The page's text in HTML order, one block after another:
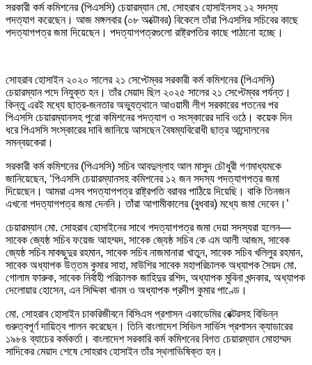
সরকারী কর্ম কমিশনের (পিএসসি) চেয়ারম্যান মো. সোহরাব হোসাইনসহ ১২ সদস্য
পদত্যাগ করেছেন। আজ মঙ্গলবার (০৮ অক্টোবর) বিকেলে তাঁরা পিএসসির সচিবের কাছে
পদত্যাগপত্র জমা দিয়েছেন। পদত্যাগপত্রগুলো রাষ্ট্রপতির কাছে পাঠানো হচ্ছে।
সোহরাব হোসাইন ২০২০ সালের ২১ সেপ্টেম্বর সরকারী কর্ম কমিশনের (পিএসসি)
চেয়ারম্যান পদে নিযুক্ত হন। তাঁর মেয়াদ ছিল ২০২৫ সালের ২১ সেপ্টেম্বর পর্যন্ত।
কিন্তু এরই মধ্যে ছাত্র-জনতার অভ্যুত্থানে আওয়ামী লীগ সরকারের পতনের পর
পিএসসি চেয়ারম্যানসহ পুরো কমিশনের পদত্যাগ ও সংস্কারের দাবি ওঠে। কয়েক দিন
ধরে পিএসসি সংস্কারের দাবি জানিয়ে আসছেন বৈষম্যবিরোধী ছাত্র আন্দোলনের
সমন্বয়কেরা।
সরকারী কর্ম কমিশনের (পিএসসি) সচিব আবদুল্লাহ আল মাসুদ চৌধুরী গণমাধ্যমকে
জানিয়েছেন, ‘পিএসসি চেয়ারম্যানসহ কমিশনের ১২ জন সদস্য পদত্যাগপত্র জমা
দিয়েছেন। আমরা এসব পদত্যাগপত্র রাষ্ট্রপতি বরাবর পাঠিয়ে দিয়েছি। বাকি তিনজন
এখনো পদত্যাগপত্র জমা দেননি। তাঁরা আগামীকালের (বুধবার) মধ্যে জমা দেবেন।’
চেয়ারম্যান মো. সোহরাব হোসাইনের সাথে পদত্যাগপত্র জমা দেয়া সদস্যরা হলেন—
সাবেক জ্যেষ্ঠ সচিব ফয়েজ আহম্মদ, সাবেক জ্যেষ্ঠ সচিব কে এম আলী আজম, সাবেক
জ্যেষ্ঠ সচিব মাকছুদুর রহমান, সাবেক সচিব নাজমানারা খাতুন, সাবেক সচিব খলিলুর রহমান,
সাবেক অধ্যাপক উত্তম কুমার সাহা, মাউশির সাবেক মহাপরিচালক অধ্যাপক সৈয়দ মো.
গোলাম ফারুক, সাবেক নির্বাহী পরিচালক জাহিদুর রশিদ, অধ্যাপক মুবিনা খন্দকার, অধ্যাপক
দেলোয়ার হোসেন, এন সিদ্দিকা খানম ও অধ্যাপক প্রদীপ কুমার পাণ্ডে।
মো. সোহরাব হোসাইন চাকরিজীবনে বিসিএস প্রশাসন একাডেমির রেক্টরসহ বিভিন্ন
গুরুত্বপূর্ণ দায়িত্ব পালন করেছেন। তিনি বাংলাদেশ সিভিল সার্ভিস প্রশাসন ক্যাডারের
১৯৮৪ ব্যাচের কর্মকর্তা। বাংলাদেশ সরকারি কর্ম কমিশনের বিগত চেয়ারম্যান মোহাম্মদ
সাদিকের মেয়াদ শেষে সোহরাব হোসাইন তাঁর স্থলাভিষিক্ত হন।